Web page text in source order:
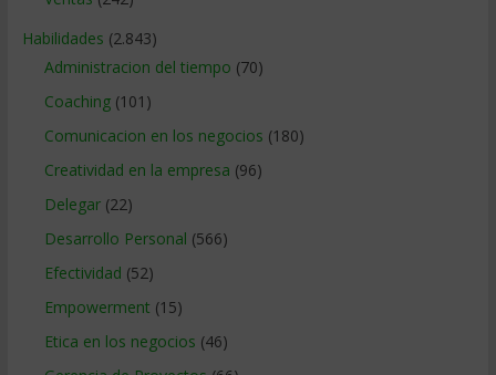
Habilidades (2.843)
Administracion del tiempo (70)
Coaching(101)
Comunicacion en los negocios (180)
Creatividad en la empresa (96)
Delegar(22)
Desarrollo Personal (566)
Efectividad (52)
Empowerment (15)
Etica en los negocios (46)